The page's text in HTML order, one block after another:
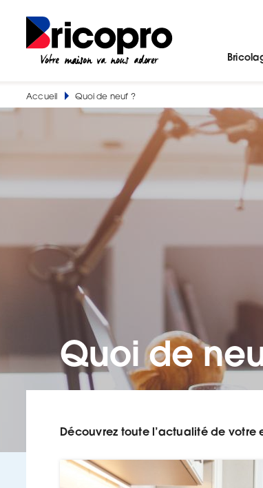
Accueil Quoi de neuf ?
Quoi de
Découvrez toute l’actualité de votre